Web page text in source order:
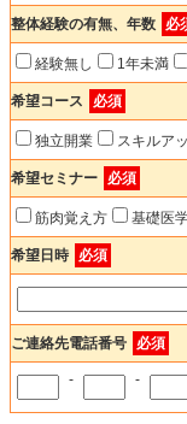
整体経験の有無、年数 必
経験無し 1年未満
希望コース 必須
独立開業 スキルア
希望セミナー 必須
筋肉覚え方 基礎医
希望日時 必須
ご連絡先電話番号 必須
- -